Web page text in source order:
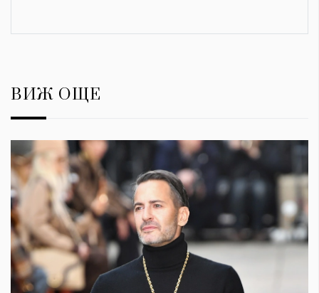
ВИЖ ОЩЕ
КАТЕГОРИИ
Wine&Dine
Подкасти
Мода
Dialogue
Изкуство
ЗА НАС
Условия за
ползване
За нас
Реклама
Политика за